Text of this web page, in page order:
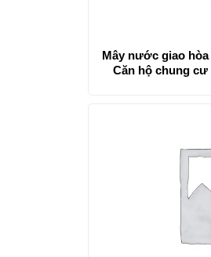
Mây nước giao
Căn hộ chung cư